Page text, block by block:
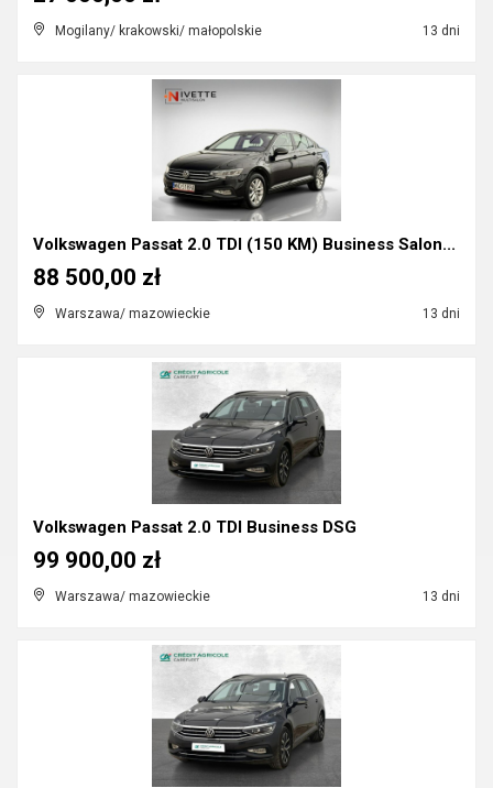
Mogilany/ krakowski/ małopolskie 13 dni
Volkswagen Passat 2.0 TDI (150 KM) Business Salon...
Warszawa/ mazowieckie 13 dni
88 500,00 zł
Volkswagen Passat 2.0 TDI Business DSG
Warszawa/ mazowieckie 13 dni
99 900,00 zł